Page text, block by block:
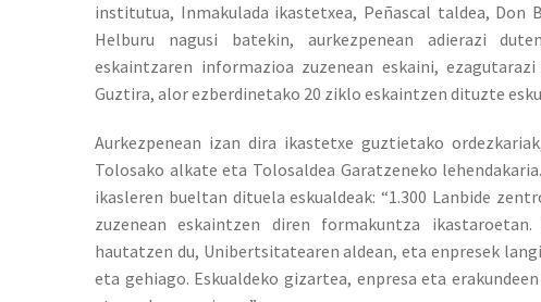
institutua, Inmakulada ikastetxea, Peñascal taldea, Don
Helburu nagusi batekin, aurkezpenean adierazi
eskaintzaren informazioa zuzenean eskaini,
Guztira, alor ezberdinetako 20 ziklo eskaintzen dituzte
Aurkezpenean izan dira ikastetxe guztietako
Tolosako alkate eta Tolosaldea Garatzeneko
ikasleren bueltan dituela eskualdeak: “1.300 Lanbide
zuzenean eskaintzen diren formakuntza
hautatzen du, Unibertsitatearen aldean, eta enpresek
eta gehiago. Eskualdeko gizartea, enpresa eta